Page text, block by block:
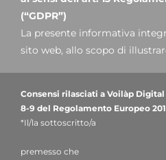
(“GDPR”)
La presente informativa
sito web, allo scopo di
protezione dei dati
Consensi rilasciati a Voilàp
8-9 del Regolamento Europeo
*Il/la sottoscritto/a
premesso che